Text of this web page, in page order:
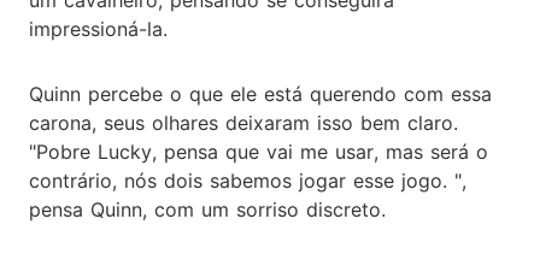
impressioná-la.
Quinn percebe o que ele está querendo com essa
carona, seus olhares deixaram isso bem claro.
"Pobre Lucky, pensa que vai me usar, mas será o
contrário, nós dois sabemos jogar esse jogo. ",
pensa Quinn, com um sorriso discreto.